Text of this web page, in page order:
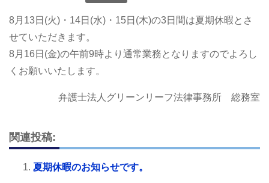
8月13日(火)・14日(水)・15日(木)の3日間は夏期休暇とさ
せていただきます。
8月16日(金)の午前9時より通常業務となりますのでよろし
くお願いいたします。
弁護士法人グリーンリーフ法律事務所 総務室
関連投稿:
夏期休暇のお知らせです。